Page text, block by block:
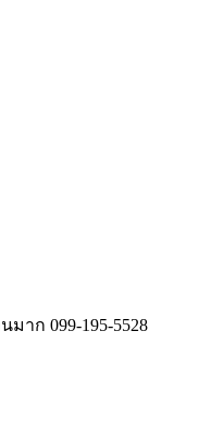
าก 099-195-5528